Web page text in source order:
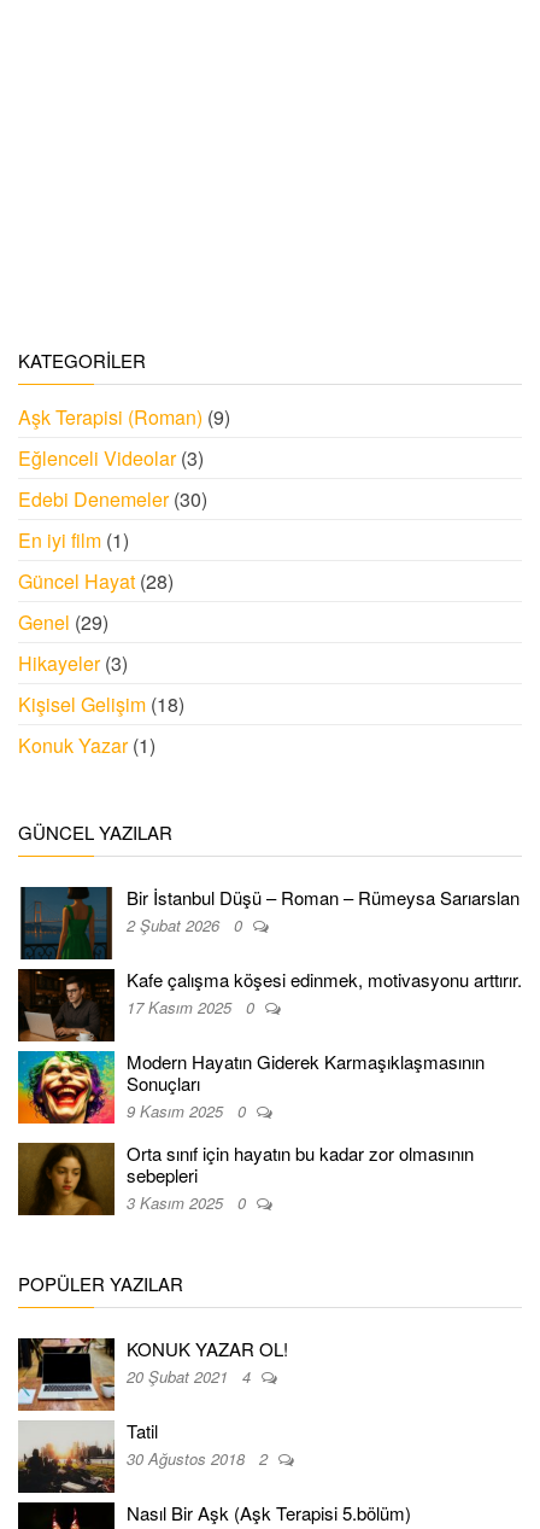
KATEGORILER
Aşk Terapisi (Roman) (9)
Eğlenceli Videolar(3)
Edebi Denemeler(30)
En iyi film (1)
Güncel Hayat (28)
Genel (29)
Hikayeler(3)
Kişisel Gelişim (18)
Konuk Yazar(1)
GÜNCEL YAZILAR
Bir İstanbul Düşü – Roman – Rümeysa Sarıarslan
2 Şubat 2026 0
Kafe çalışma köşesi edinmek, motivasyonu arttırır.
17 Kasım 2025 0
Modern Hayatın Giderek Karmaşıklaşmasının
Sonuçları
9 Kasım 2025 0
Orta sınıf için hayatın bu kadar zor olmasının
sebepleri
3 Kasım 2025 0
POPÜLER YAZILAR
KONUK YAZAR OL!
20 Şubat 2021 4
Tatil
30 Ağustos 2018 2
Nasıl Bir Aşk (Aşk Terapisi 5.bölüm)